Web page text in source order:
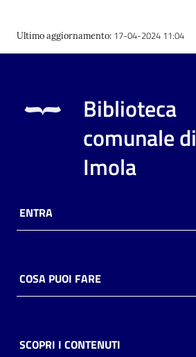
Ultimo aggiornamento: 17-04-2024 11:04
Biblioteca
comunale di
Imola
ENTRA
COSA PUOI FARE
SCOPRI I CONTENUTI